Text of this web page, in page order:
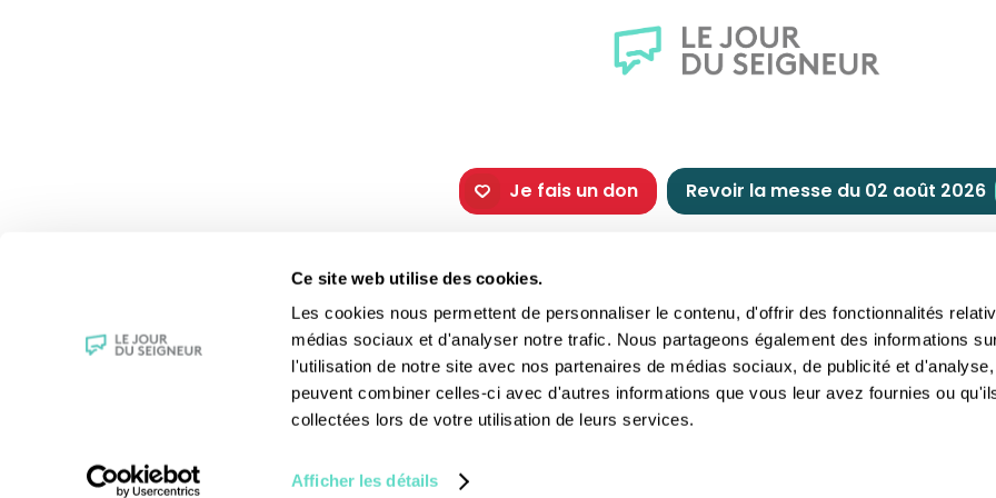
Ce site web utilise des cookies.
Les cookies nous permettent de personnaliser le contenu, d'offrir des fonctionnalités
médias sociaux et d'analyser notre trafic. Nous partageons également des informations
l'utilisation de notre site avec nos partenaires de médias sociaux, de publicité et
peuvent combiner celles-ci avec d'autres informations que vous leur avez fournies ou
collectées lors de votre utilisation de leurs services.
Afficher les détails
Je fais un don Revoir la messe du 02 août 2026
La messe
Magazine Le Jour du Seigneur
Générations Laudato Si’
Les fêtes chrétiennes
Les saints du jour
La Bible
Les sacrements
Le patrimoine religieux
Les recettes et traditions
Comment nous
Faire un don
Réduction d’impôt
Philanthropie